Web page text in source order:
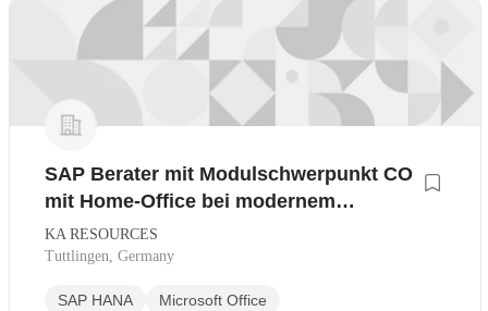
SAP Berater mit Modulschwerpunkt CO
mit Home-Office bei modernem
Dienstleister
KA RESOURCES
Tuttlingen, Germany
SAP HANA Microsoft Office